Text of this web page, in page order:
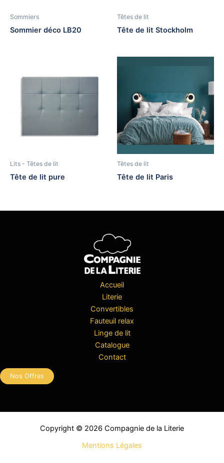
Sommiers
Sommier déco LB20
Têtes de lit
Tête de lit Stockholm
Lits - Têtes de lit
Tête de lit pure
Têtes de lit
Tête de lit Paris
Accueil
Literie
Convertibles
Fauteuil relax
Linge de lit
Catalogue
Contact
Nos Offres
Copyright © 2026 Compagnie de la Literie
Mentions Légales